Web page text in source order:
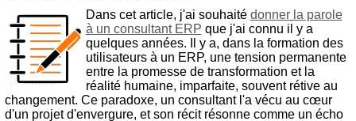
Dans cet article, j'ai souhaité donner la parole
à un consultant ERP que j'ai connu il y a
quelques années. Il y a, dans la formation des
utilisateurs à un ERP, une tension permanente
entre la promesse de transformation et la
réalité humaine, imparfaite, souvent rétive au
changement. Ce paradoxe, un consultant l'a vécu au cœur
d'un projet d'envergure, et son récit résonne comme un écho